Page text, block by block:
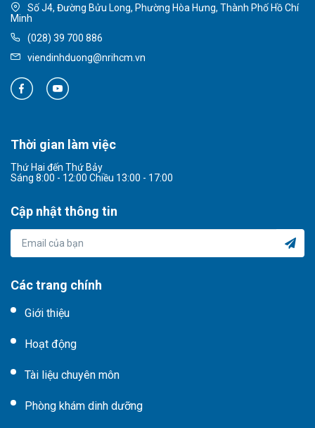
Số J4, Đường Bửu Long, Phường Hòa Hưng, Thành Phố Hồ Chí
Minh
(028) 39 700 886
viendinhduong@nrihcm.vn
Thời gian làm việc
Thứ Hai đến Thứ Bảy
Sáng 8:00 - 12:00 Chiều 13:00 - 17:00
Cập nhật thông tin
Các trang chính
Giới thiệu
Hoạt động
Tài liệu chuyên môn
Phòng khám dinh dưỡng